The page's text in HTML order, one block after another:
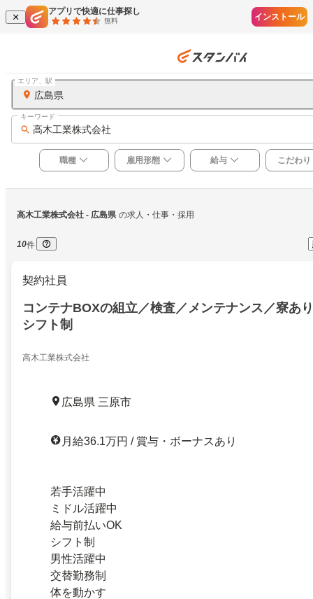
アプリで快適に仕事探し
無料 インストール
広島県
エリア、駅
高木工業株式会社
キーワード
職種 雇用形態 給与 こだわり
高木工業株式会社 - 広島県 の求人・仕事・採用
10件
契約社員
コンテナBOXの組立／検査／メンテナンス／寮あ
シフト制
高木工業株式会社
広島県 三原市
月給36.1万円 / 賞与・ボーナスあり
若手活躍中
ミドル活躍中
給与前払いOK
シフト制
男性活躍中
交替勤務制
体を動かす